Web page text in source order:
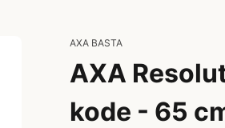
AXA BASTA
AXA
kode - 65